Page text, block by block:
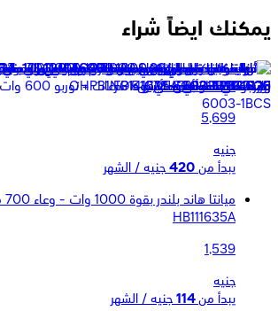
يمكنك ايضاً شراء
FP823125 - أبيض
5,699
جنيه
يبدأ من 420 جنيه / الشهر
HB111635A
1,539
جنيه
يبدأ من 114 جنيه / الشهر